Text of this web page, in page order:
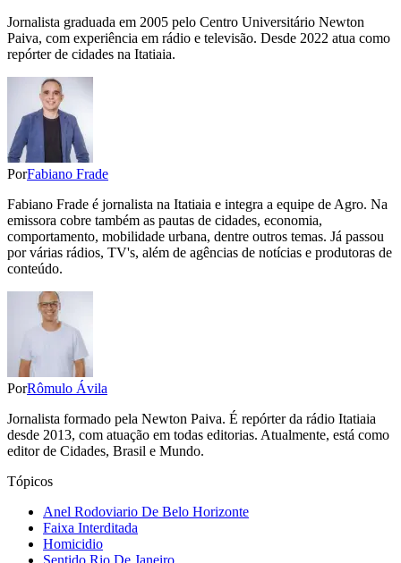
Jornalista graduada em 2005 pelo Centro Universitário Newton
Paiva, com experiência em rádio e televisão. Desde 2022 atua como
repórter de cidades na Itatiaia.
PorFabiano Frade
Fabiano Frade é jornalista na Itatiaia e integra a equipe de Agro. Na
emissora cobre também as pautas de cidades, economia,
comportamento, mobilidade urbana, dentre outros temas. Já passou
por várias rádios, TV's, além de agências de notícias e produtoras de
conteúdo.
PorRômulo Ávila
Jornalista formado pela Newton Paiva. É repórter da rádio Itatiaia
desde 2013, com atuação em todas editorias. Atualmente, está como
editor de Cidades, Brasil e Mundo.
Tópicos
Anel Rodoviario De Belo Horizonte
Faixa Interditada
Homicidio
Sentido Rio De Janeiro